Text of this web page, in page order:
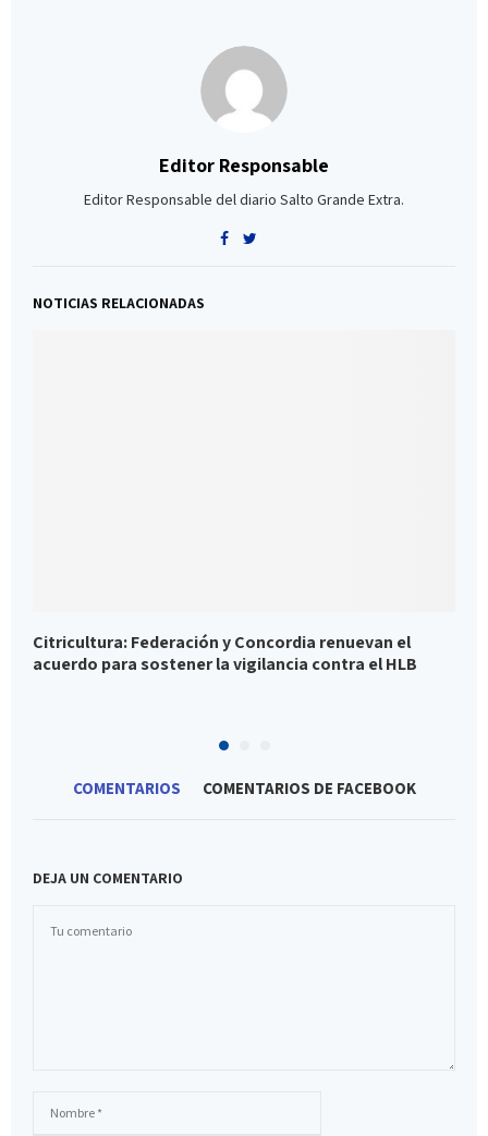
Editor Responsable
Editor Responsable del diario Salto Grande Extra.
NOTICIAS RELACIONADAS
Citricultura: Federación y Concordia renuevan el
acuerdo para sostener la vigilancia contra el HLB
COMENTARIOS COMENTARIOS DE FACEBOOK
DEJA UN COMENTARIO